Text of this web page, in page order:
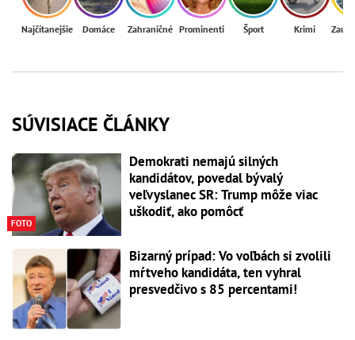
Najčítanejšie Domáce Zahraničné Prominenti Šport Krimi
SÚVISIACE ČLÁNKY
FOTO
Demokrati nemajú silných
kandidátov, povedal bývalý
veľvyslanec SR: Trump môže viac
uškodiť, ako pomôcť
Bizarný prípad: Vo voľbách si zvolili
mŕtveho kandidáta, ten vyhral
presvedčivo s 85 percentami!